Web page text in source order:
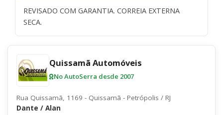
REVISADO COM GARANTIA. CORREIA EXTERNA
SECA.
Quissamã Automóveis
No AutoSerra desde 2007
Rua Quissamã, 1169 - Quissamã - Petrópolis / RJ
Dante / Alan